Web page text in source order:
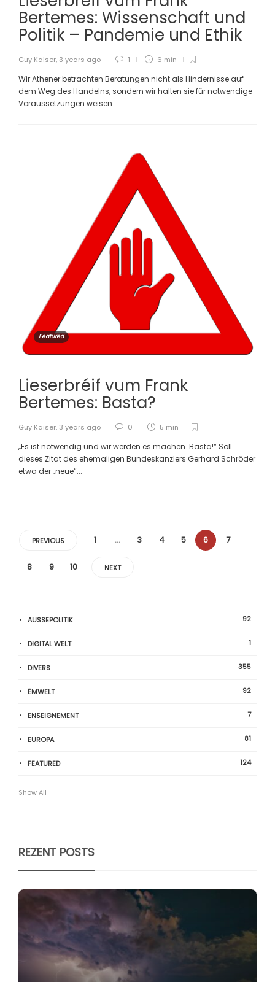
Bertemes: Wissenschaft und
Politik – Pandemie und Ethik
Guy Kaiser, 3 years ago 1 6 min
Wir Athener betrachten Beratungen nicht als Hindernisse auf
dem Weg des Handelns, sondern wir halten sie für notwendige
Voraussetzungen weisen...
Featured
Lieserbréif vum Frank
Bertemes: Basta?
Guy Kaiser, 3 years ago 0 5 min
„Es ist notwendig und wir werden es machen. Basta!“ Soll
dieses Zitat des ehemaligen Bundeskanzlers Gerhard Schröder
etwa der „neue“...
PREVIOUS 1 … 3 4 5 6 7
8 9 10 NEXT
AUSSEPOLITIK 92
DIGITAL WELT 1
DIVERS 355
ËMWELT 92
ENSEIGNEMENT 7
EUROPA 81
FEATURED 124
Show All
REZENT POSTS